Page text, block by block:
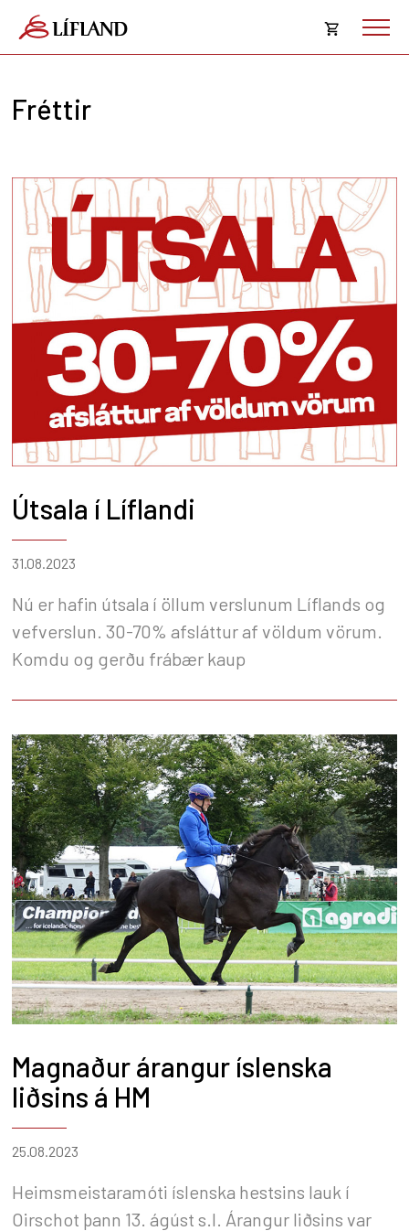
Opna
Karfan þín
Karfan er tóm.
Fréttir
Útsala í Líflandi
31.08.2023
Nú er hafin útsala í öllum verslunum Líflands og
vefverslun. 30-70% afsláttur af völdum vörum.
Komdu og gerðu frábær kaup
Magnaður árangur íslenska
liðsins á HM
25.08.2023
Heimsmeistaramóti íslenska hestsins lauk í
Oirschot þann 13. ágúst s.l. Árangur liðsins var